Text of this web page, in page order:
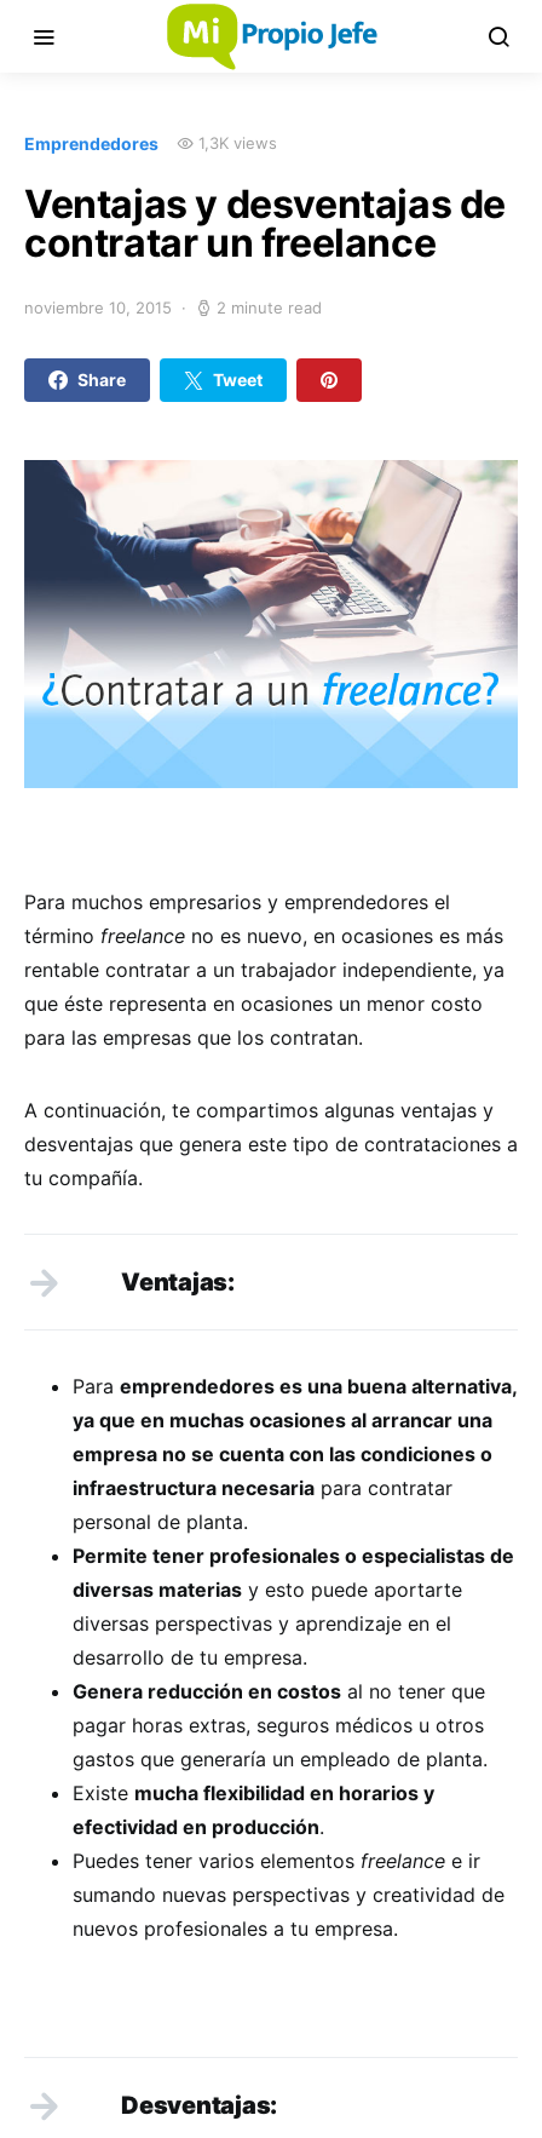
Emprendedores 1,3K views
Ventajas y desventajas de
contratar un freelance
noviembre 10, 2015 2 minute read
Share Tweet
Para muchos empresarios y emprendedores el
término freelance no es nuevo, en ocasiones es más
rentable contratar a un trabajador independiente, ya
que éste representa en ocasiones un menor costo
para las empresas que los contratan.
A continuación, te compartimos algunas ventajas y
desventajas que genera este tipo de contrataciones a
tu compañía.
Ventajas:
Para emprendedores es una buena alternativa,
ya que en muchas ocasiones al arrancar una
empresa no se cuenta con las condiciones o
infraestructura necesaria para contratar
personal de planta.
Permite tener profesionales o especialistas de
diversas materias y esto puede aportarte
diversas perspectivas y aprendizaje en el
desarrollo de tu empresa.
Genera reducción en costos al no tener que
pagar horas extras, seguros médicos u otros
gastos que generaría un empleado de planta.
Existe mucha flexibilidad en horarios y
efectividad en producción.
Puedes tener varios elementos freelance e ir
sumando nuevas perspectivas y creatividad de
nuevos profesionales a tu empresa.
Desventajas: